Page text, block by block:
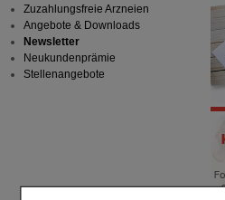
Zuzahlungsfreie Arzneien
Angebote & Downloads
Newsletter
Neukundenprämie
Stellenangebote